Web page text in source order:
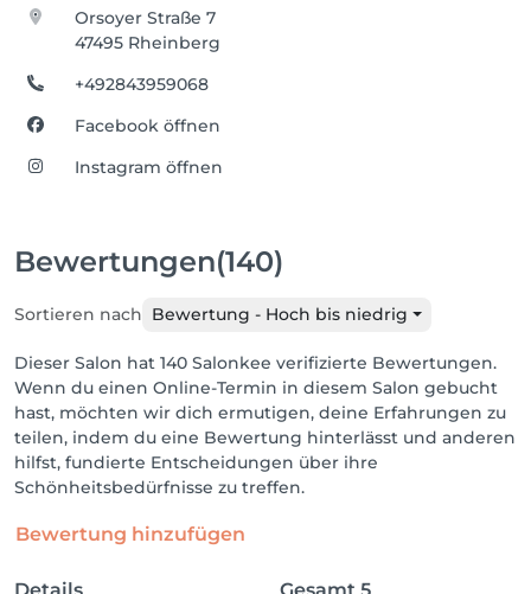
Orsoyer Straße 7
47495 Rheinberg
+492843959068
Facebook öffnen
Instagram öffnen
Bewertungen(140)
Sortieren nach Bewertung - Hoch bis niedrig
Dieser Salon hat 140 Salonkee verifizierte Bewertungen.
Wenn du einen Online-Termin in diesem Salon gebucht
hast, möchten wir dich ermutigen, deine Erfahrungen zu
teilen, indem du eine Bewertung hinterlässt und anderen
hilfst, fundierte Entscheidungen über ihre
Schönheitsbedürfnisse zu treffen.
Bewertung hinzufügen